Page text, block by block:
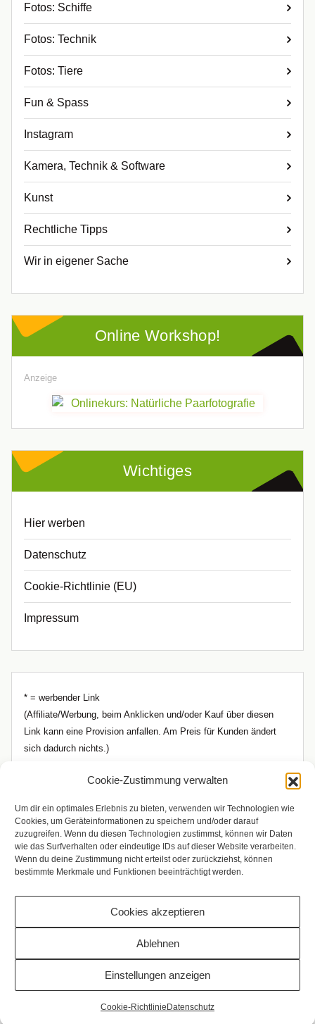
Cookie-Zustimmung verwalten
Um dir ein optimales Erlebnis zu bieten, verwenden wir Technologien wie
Cookies, um Geräteinformationen zu speichern und/oder darauf
zuzugreifen. Wenn du diesen Technologien zustimmst, können wir Daten
wie das Surfverhalten oder eindeutige IDs auf dieser Website verarbeiten.
Wenn du deine Zustimmung nicht erteilst oder zurückziehst, können
bestimmte Merkmale und Funktionen beeinträchtigt werden.
Cookies akzeptieren
Ablehnen
Einstellungen anzeigen
Cookie-Richtlinie Datenschutz
Fotos: Schiffe
Fotos: Technik
Fotos: Tiere
Fun & Spass
Instagram
Kamera, Technik & Software
Kunst
Rechtliche Tipps
Wir in eigener Sache
Online Workshop!
Anzeige
Wichtiges
Hier werben
Datenschutz
Cookie-Richtlinie (EU)
Impressum
* = werbender Link
(Affiliate/Werbung, beim Anklicken und/oder Kauf über diesen
Link kann eine Provision anfallen. Am Preis für Kunden ändert
sich dadurch nichts.)
Copyright © 2009 - 2026 Bilderrampe.de